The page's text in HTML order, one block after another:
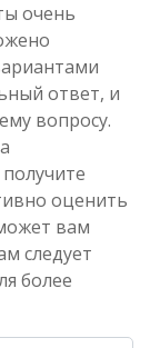
очень
ответ, и
вопросу.
оценить
вам
следует
более